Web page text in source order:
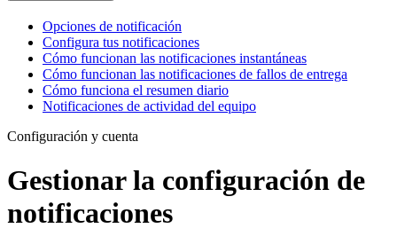
Opciones de notificación
Configura tus notificaciones
Cómo funcionan las notificaciones instantáneas
Cómo funcionan las notificaciones de fallos de entrega
Cómo funciona el resumen diario
Notificaciones de actividad del equipo
Configuración y cuenta
Gestionar la configuración de
notificaciones